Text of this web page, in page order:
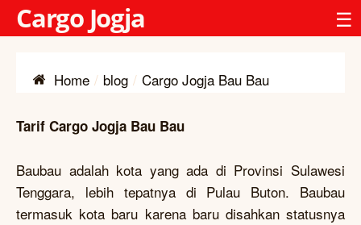
Cargo Jogja ☰
Home blog Cargo Jogja Bau Bau
Tarif Cargo Jogja Bau Bau
Baubau adalah kota yang ada di Provinsi Sulawesi
Tenggara, lebih tepatnya di Pulau Buton. Baubau
termasuk kota baru karena baru disahkan statusnya